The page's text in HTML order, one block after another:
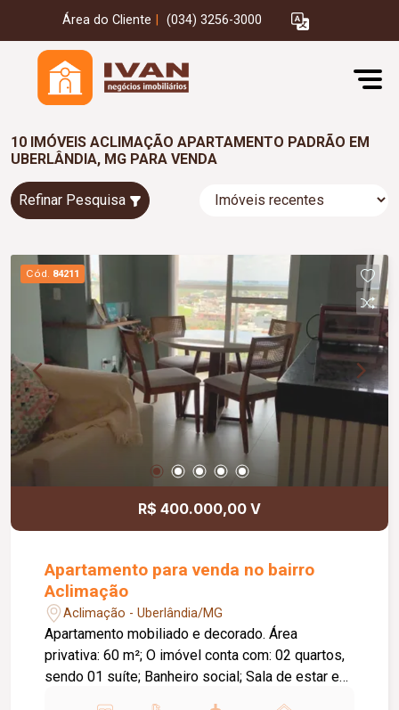
Área do Cliente (034) 3256-3000
10 IMÓVEIS ACLIMAÇÃO APARTAMENTO PADRÃO EM
UBERLÂNDIA, MG PARA VENDA
Refinar Pesquisa
Cód. 84211
R$ 400.000,00 V
Apartamento para venda no bairro
Aclimação
Aclimação - Uberlândia/MG
Apartamento mobiliado e decorado. Área
privativa: 60 m²; O imóvel conta com: 02 quartos,
sendo 01 suíte; Banheiro social; Sala de estar e